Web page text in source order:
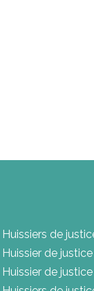
Huissiers de
Huissier de
Huissier de